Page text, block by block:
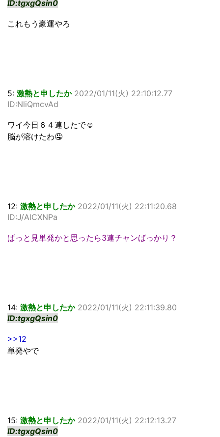
ID:tgxgQsin0
これもう豪運やろ
5: 激熱と申したか 2022/01/11(火) 22:10:12.77
ID:NliQmcvAd
ワイ今日６４連したで☺
脳が溶けたわ🤤
12: 激熱と申したか 2022/01/11(火) 22:11:20.68
ID:J/AlCXNPa
ぱっと見単発かと思ったら3連チャンばっかり？
14: 激熱と申したか 2022/01/11(火) 22:11:39.80
ID:tgxgQsin0
>>12
単発やで
15: 激熱と申したか 2022/01/11(火) 22:12:13.27
ID:tgxgQsin0